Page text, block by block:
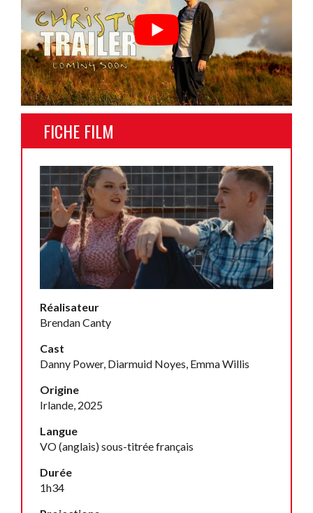
FICHE FILM
Réalisateur
Brendan Canty
Cast
Danny Power, Diarmuid Noyes, Emma Willis
Origine
Irlande, 2025
Langue
VO (anglais) sous-titrée français
Durée
1h34